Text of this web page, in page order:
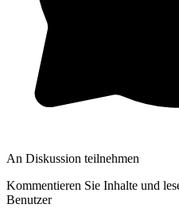
An Diskussion teilnehmen
Kommentieren Sie Inhalte und
Benutzer